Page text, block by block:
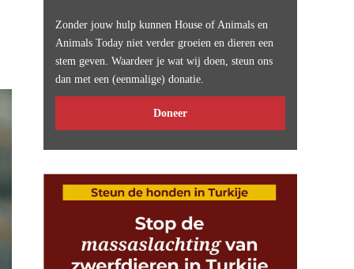
Zonder jouw hulp kunnen House of Animals en
Animals Today niet verder groeien en dieren een
stem geven. Waardeer je wat wij doen, steun ons
dan met een (eenmalige) donatie.
Doneer